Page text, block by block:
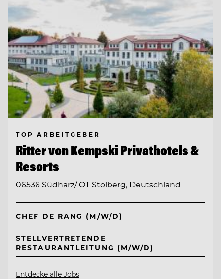
TOP ARBEITGEBER
Ritter von Kempski Privathotels &
Resorts
06536 Südharz/ OT Stolberg, Deutschland
CHEF DE RANG (M/W/D)
STELLVERTRETENDE
RESTAURANTLEITUNG (M/W/D)
Entdecke alle Jobs